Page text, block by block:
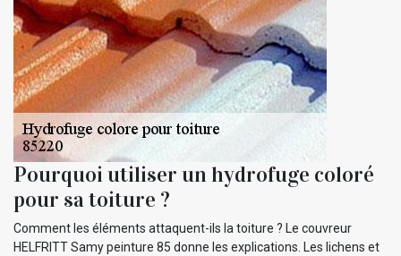
Pourquoi utiliser un hydrofuge coloré
pour sa toiture ?
Comment les éléments attaquent-ils la toiture ? Le couvreur
HELFRITT Samy peinture 85 donne les explications. Les lichens et